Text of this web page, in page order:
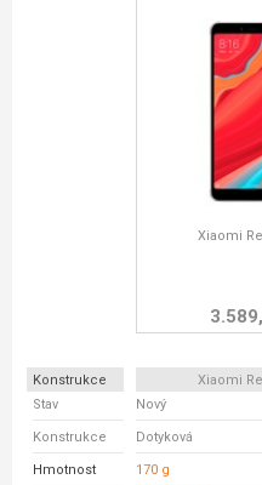
Xiaomi
Konstrukce Xiaomi
Stav
Nový
Konstrukce Dotyková
Hmotnost 170 g